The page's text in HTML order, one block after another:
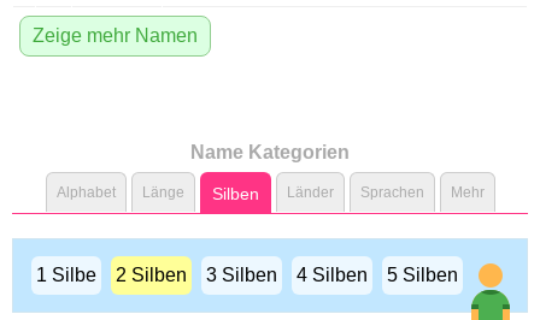
Zeige mehr Namen
Name Kategorien
Alphabet Länge Silben Länder Sprachen Mehr
1 Silbe 2 Silben 3 Silben 4 Silben 5 Silben